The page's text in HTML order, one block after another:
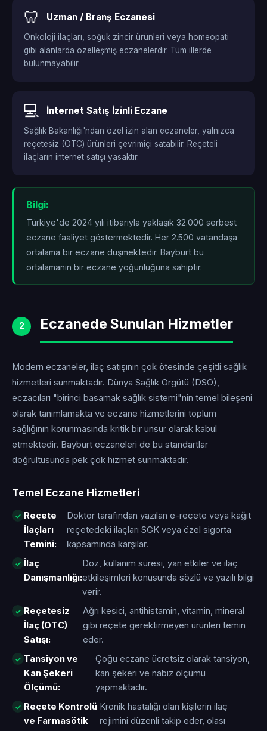
🦷 Uzman / Branş Eczanesi
Onkoloji ilaçları, soğuk zincir ürünleri veya homeopati
gibi alanlarda özelleşmiş eczanelerdir. Tüm illerde
bulunmayabilir.
💻 İnternet Satış İzinli Eczane
Sağlık Bakanlığı'ndan özel izin alan eczaneler, yalnızca
reçetesiz (OTC) ürünleri çevrimiçi satabilir. Reçeteli
ilaçların internet satışı yasaktır.
Bilgi:
Türkiye'de 2024 yılı itibarıyla yaklaşık 32.000 serbest
eczane faaliyet göstermektedir. Her 2.500 vatandaşa
ortalama bir eczane düşmektedir. Bayburt bu
ortalamanın bir eczane yoğunluğuna sahiptir.
2 Eczanede Sunulan Hizmetler
Modern eczaneler, ilaç satışının çok ötesinde çeşitli sağlık
hizmetleri sunmaktadır. Dünya Sağlık Örgütü (DSÖ),
eczacıları "birinci basamak sağlık sistemi"nin temel bileşeni
olarak tanımlamakta ve eczane hizmetlerini toplum
sağlığının korunmasında kritik bir unsur olarak kabul
etmektedir. Bayburt eczaneleri de bu standartlar
doğrultusunda pek çok hizmet sunmaktadır.
Temel Eczane Hizmetleri
Reçete
İlaçları
Temini:
Doktor tarafından yazılan e-reçete veya kağıt
reçetedeki ilaçları SGK veya özel sigorta
kapsamında karşılar.
İlaç
Danışmanlığı:
Doz, kullanım süresi, yan etkiler ve ilaç
etkileşimleri konusunda sözlü ve yazılı bilgi
verir.
Reçetesiz
İlaç (OTC)
Satışı:
Ağrı kesici, antihistamin, vitamin, mineral
gibi reçete gerektirmeyen ürünleri temin
eder.
Tansiyon ve
Kan Şekeri
Ölçümü:
Çoğu eczane ücretsiz olarak tansiyon,
kan şekeri ve nabız ölçümü
yapmaktadır.
Reçete Kontrolü
ve Farmasötik
Kronik hastalığı olan kişilerin ilaç
rejimini düzenli takip eder, olası